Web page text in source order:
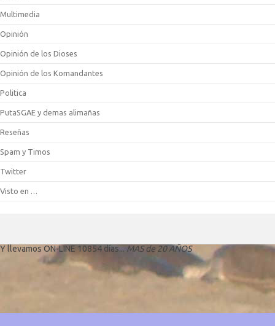
Multimedia
Opinión
Opinión de los Dioses
Opinión de los Komandantes
Politica
PutaSGAE y demas alimañas
Reseñas
Spam y Timos
Twitter
Visto en …
Y llevamos ON-LINE 10854 días...MAS de 20 AÑOS